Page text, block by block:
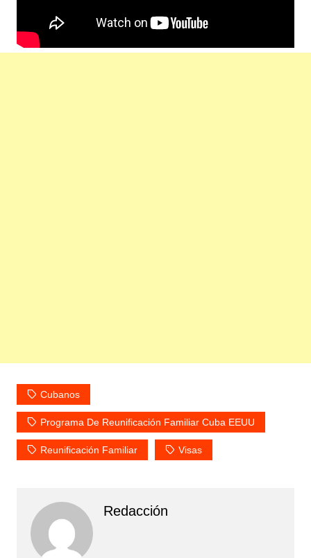
Cubanos
Programa De Reunificación Familiar Cuba EEUU
Reunificación Familiar Visas
Redacción